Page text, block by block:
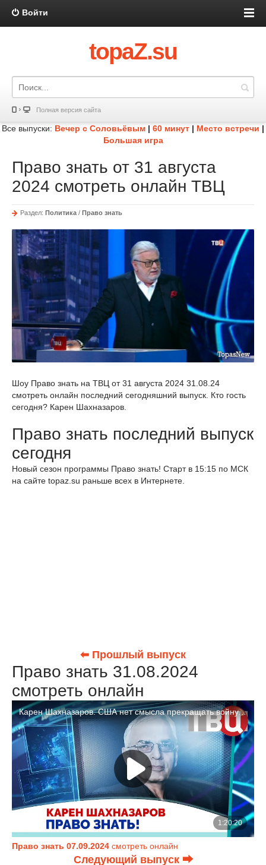
Войти
topaZ.su
Полная версия сайта
Все выпуски: Вечер с Соловьёвым | 60 минут | Место встречи |
Большая игра
Право знать от 31 августа
2024 смотреть онлайн ТВЦ
Раздел: Политика / Право знать
Шоу Право знать на ТВЦ от 31 августа 2024 31.08.24
смотреть онлайн последний сегодняшний выпуск. Кто гость
сегодня? Карен Шахназаров.
Право знать последний выпуск
сегодня
Новый сезон программы Право знать! Старт в 15:15 по МСК
на сайте topaz.su раньше всех в Интернете.
⬅ Прошлый выпуск
Право знать 31.08.2024
смотреть онлайн
Право знать 07.09.2024 смотреть онлайн
Следующий выпуск ⮕